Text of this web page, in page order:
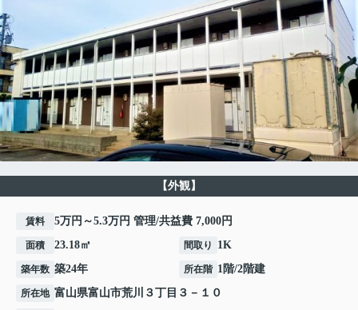
【外観】
賃料 5万円～5.3万円 管理/共益費 7,000円
面積 23.18㎡ 間取り 1K
築年数 築24年 所在階 1階/2階建
所在地 富山県富山市荒川 ３丁目３－１０